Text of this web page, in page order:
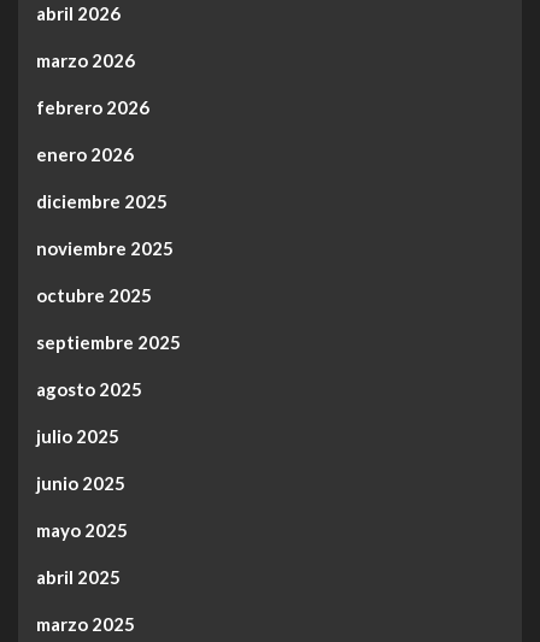
abril 2026
marzo 2026
febrero 2026
enero 2026
diciembre 2025
noviembre 2025
octubre 2025
septiembre 2025
agosto 2025
julio 2025
junio 2025
mayo 2025
abril 2025
marzo 2025